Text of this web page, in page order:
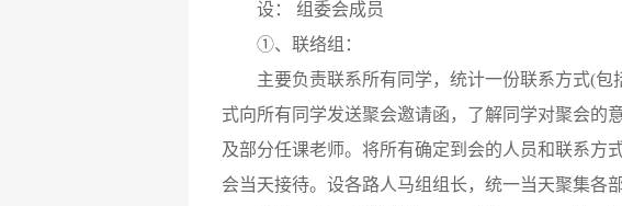
设： 组委会成员
①、联络组：
主要负责联系所有同学，统计一份联系方式(包
式向所有同学发送聚会邀请函，了解同学对聚会的
及部分任课老师。将所有确定到会的人员和联系方
会当天接待。设各路人马组组长，统一当天聚集各